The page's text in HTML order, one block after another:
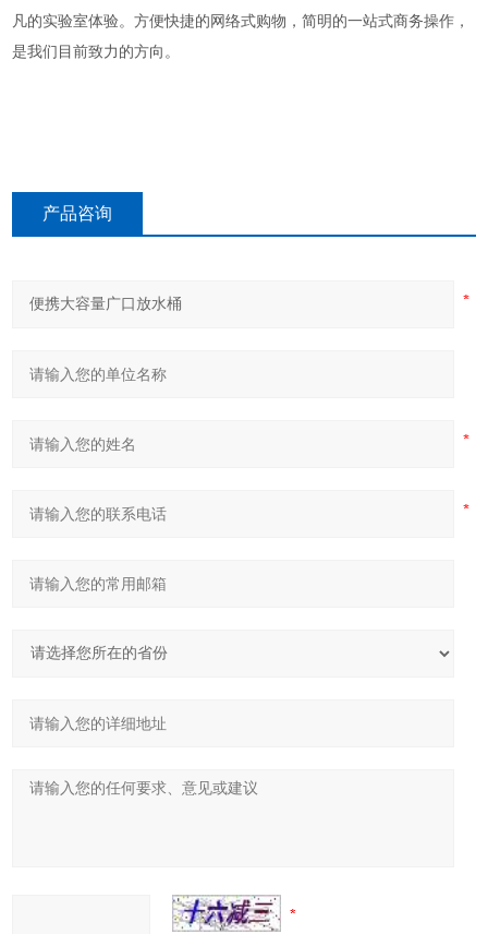
凡的实验室体验。方便快捷的网络式购物，简明的一站式商务操作，
是我们目前致力的方向。
产品咨询